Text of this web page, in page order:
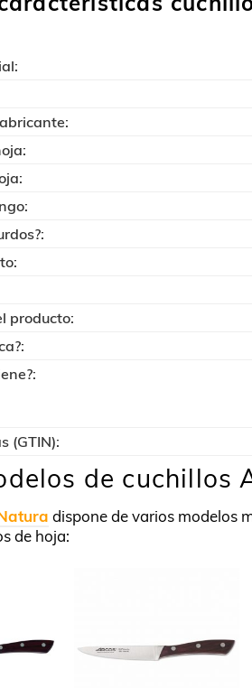
producto:
(GTIN):
de cuchillos
dispone de varios modelos
de hoja: